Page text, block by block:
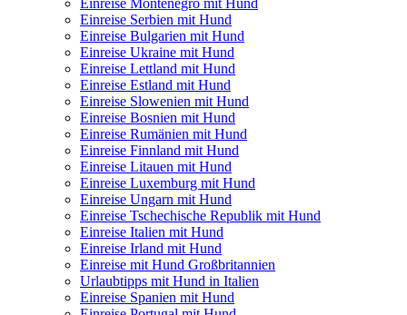
Einreise Montenegro mit Hund
Einreise Serbien mit Hund
Einreise Bulgarien mit Hund
Einreise Ukraine mit Hund
Einreise Lettland mit Hund
Einreise Estland mit Hund
Einreise Slowenien mit Hund
Einreise Bosnien mit Hund
Einreise Rumänien mit Hund
Einreise Finnland mit Hund
Einreise Litauen mit Hund
Einreise Luxemburg mit Hund
Einreise Ungarn mit Hund
Einreise Tschechische Republik mit Hund
Einreise Italien mit Hund
Einreise Irland mit Hund
Einreise mit Hund Großbritannien
Urlaubtipps mit Hund in Italien
Einreise Spanien mit Hund